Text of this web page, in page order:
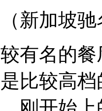
新加坡
有名的
比较高